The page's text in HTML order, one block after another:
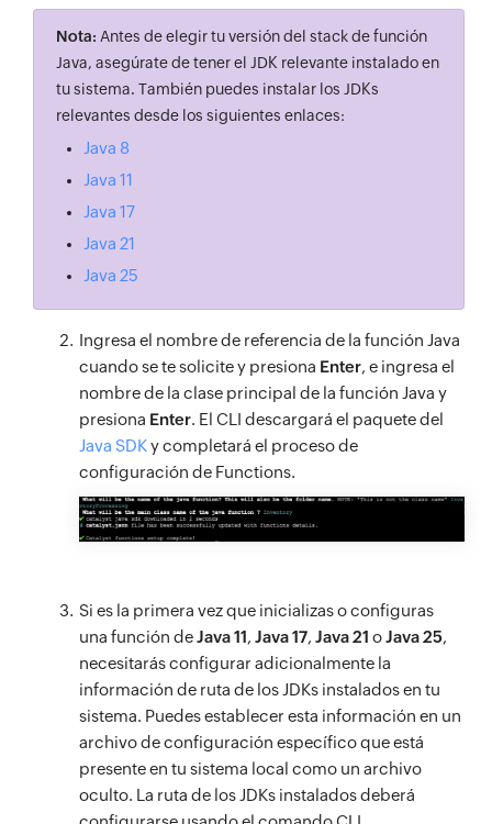
Nota: Antes de elegir tu versión del stack de función
Java, asegúrate de tener el JDK relevante instalado en
tu sistema. También puedes instalar los JDKs
relevantes desde los siguientes enlaces:
Java 8
Java 11
Java 17
Java 21
Java 25
Ingresa el nombre de referencia de la función Java
cuando se te solicite y presiona Enter, e ingresa el
nombre de la clase principal de la función Java y
presiona Enter. El CLI descargará el paquete del
Java SDKy completará el proceso de
configuración de Functions.
Si es la primera vez que inicializas o configuras
una función deJava 11, Java 17, Java 21 oJava 25,
necesitarás configurar adicionalmente la
información de ruta de los JDKs instalados en tu
sistema. Puedes establecer esta información en un
archivo de configuración específico que está
presente en tu sistema local como un archivo
oculto. La ruta de los JDKs instalados deberá